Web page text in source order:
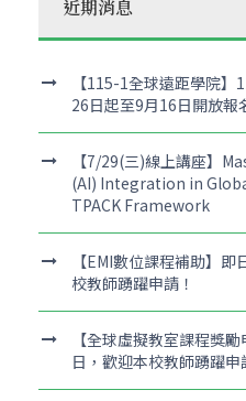
近期消息
【115-1全球遠距學院
26日起至9月16日開放報
【7/29(三)線上講座】
(AI) Integration in
TPACK Framework
【EMI數位課程補助】
校教師踴躍申請！
【全球虛擬教室課程獎
日，歡迎本校教師踴躍申